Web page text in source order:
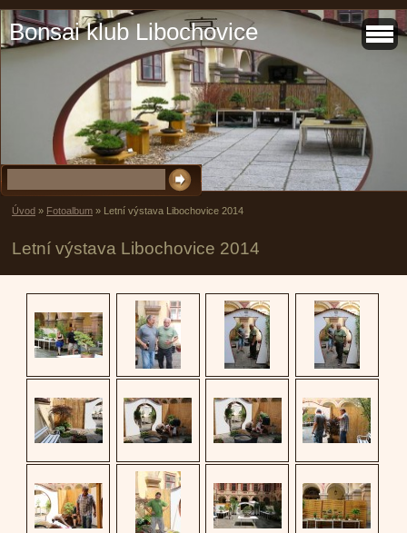
Bonsai klub Libochovice
Úvod » Fotoalbum » Letní výstava Libochovice 2014
Letní výstava Libochovice 2014